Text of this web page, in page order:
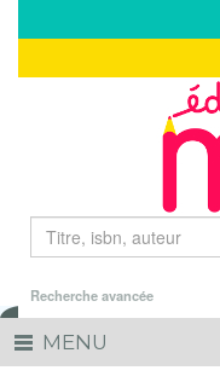
Formulaire de recherche
Rechercher
Recherche avancée
Toggle
MENU